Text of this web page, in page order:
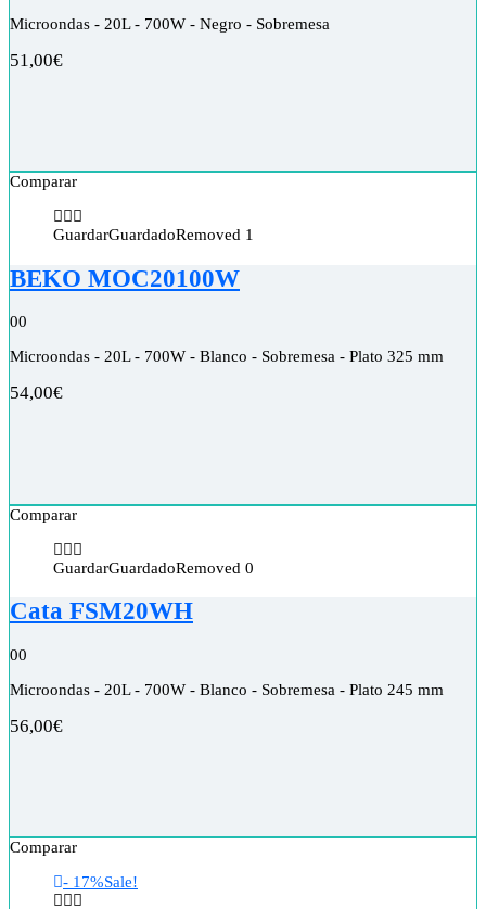
Microondas - 20L - 700W - Negro - Sobremesa
51,00€
Comparar
GuardarGuardadoRemoved 1
BEKO MOC20100W
00
Microondas - 20L - 700W - Blanco - Sobremesa - Plato 325 mm
54,00€
Comparar
GuardarGuardadoRemoved 0
Cata FSM20WH
00
Microondas - 20L - 700W - Blanco - Sobremesa - Plato 245 mm
56,00€
Comparar
- 17%Sale!